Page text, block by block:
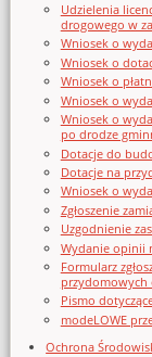
Udzielenia
drogowego w
Wniosek o
Wniosek o
Wniosek o
Wniosek o
Wniosek o
po drodze
Dotacje do
Dotacje na
Wniosek o
Zgłoszenie
Uzgodnienie
Wydanie opinii
Formularz
przydomowych
Pismo
modeLOWE
Ochrona